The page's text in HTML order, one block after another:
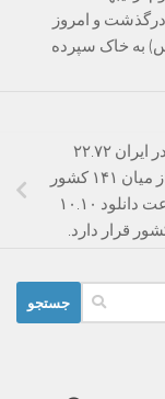
درگذشت و امروز
به خاک سپرده
متوسط سرعت دانلود اینترنت موبایل در ایران ۲۲.۷۲
مگابیت‌برثانیه است که رتبه ایران را به ۷۹ از میان ۱۴۱ کشور
رسانده و اینترنت ثابت نیز با متوسط سرعت دانلود ۱۰.۱۰